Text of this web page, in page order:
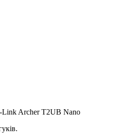
Link Archer T2UB Nano